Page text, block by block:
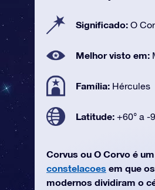
Significado: O
Melhor visto em:
Família: Hércules
Latitude: +60° a -
Corvus ou O Corvo é
constelacoes em que
modernos dividiram o